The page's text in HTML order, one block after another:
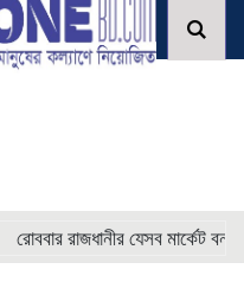
রাজধানীর যেসব মার্কেট বন্ধ